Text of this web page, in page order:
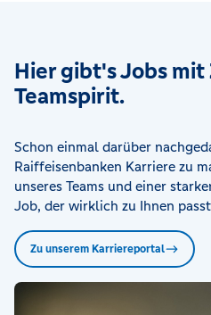
Hier gibt's Jobs
Teamspirit.
Schon einmal darüber
Raiffeisenbanken Karriere zu
unseres Teams und einer
Job, der wirklich zu Ihnen
Zu unserem Karriereportal